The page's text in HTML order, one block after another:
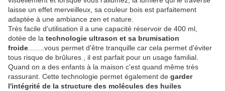
laisse un effet merveilleux, sa couleur bois est parfaitement
adaptée à une ambiance zen et nature.
Très facile d'utilisation il a une capacité réservoir de 400 ml,
dotée de la technologie ultrason et sa brumisation
froide ........vous permet d'être tranquille car cela permet d'éviter
tous risque de brûlures , il est parfait pour un usage familial.
Quand on a des enfants à la maison c'est quand même très
rassurant. Cette technologie permet également de garder
l'intégrité de la structure des molécules des huiles